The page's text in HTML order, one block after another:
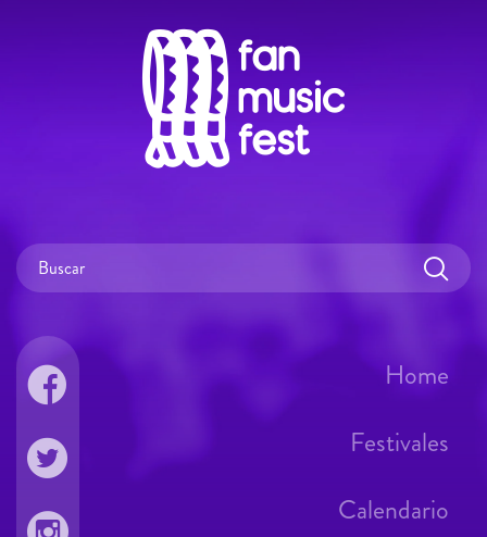
Home
Festivales
Calendario